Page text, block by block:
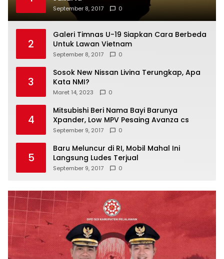
September 8, 2017 0
2
Galeri Timnas U-19 Siapkan Cara Berbeda
Untuk Lawan Vietnam
September 8, 2017 0
3
Sosok New Nissan Livina Terungkap, Apa
Kata NMI?
Maret 14, 2023 0
4
Mitsubishi Beri Nama Bayi Barunya
Xpander, Low MPV Pesaing Avanza cs
September 9, 2017 0
5
Baru Meluncur di RI, Mobil Mahal Ini
Langsung Ludes Terjual
September 9, 2017 0